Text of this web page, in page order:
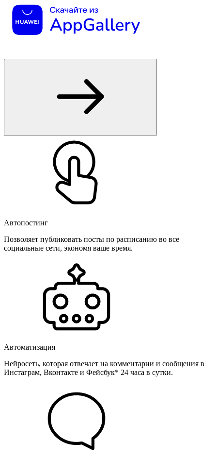
Автопостинг
Позволяет публиковать посты по расписанию во все
социальные сети, экономя ваше время.
Автоматизация
Нейросеть, которая отвечает на комментарии и сообщения в
Инстаграм, Вконтакте и Фейсбук* 24 часа в сутки.